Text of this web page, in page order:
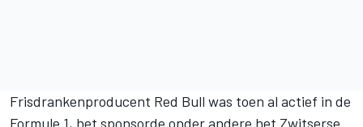
Frisdrankenproducent Red Bull was toen al actief in de
Formule 1, het sponsorde onder andere het Zwitserse